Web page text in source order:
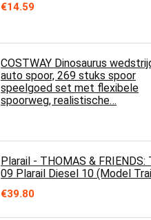
€14.59
COSTWAY Dinosaurus
auto spoor, 269 stuks spoor
speelgoed set met flexibele
spoorweg, realistische…
Plarail - THOMAS & FRIENDS:
09 Plarail Diesel 10 (Model
€39.80